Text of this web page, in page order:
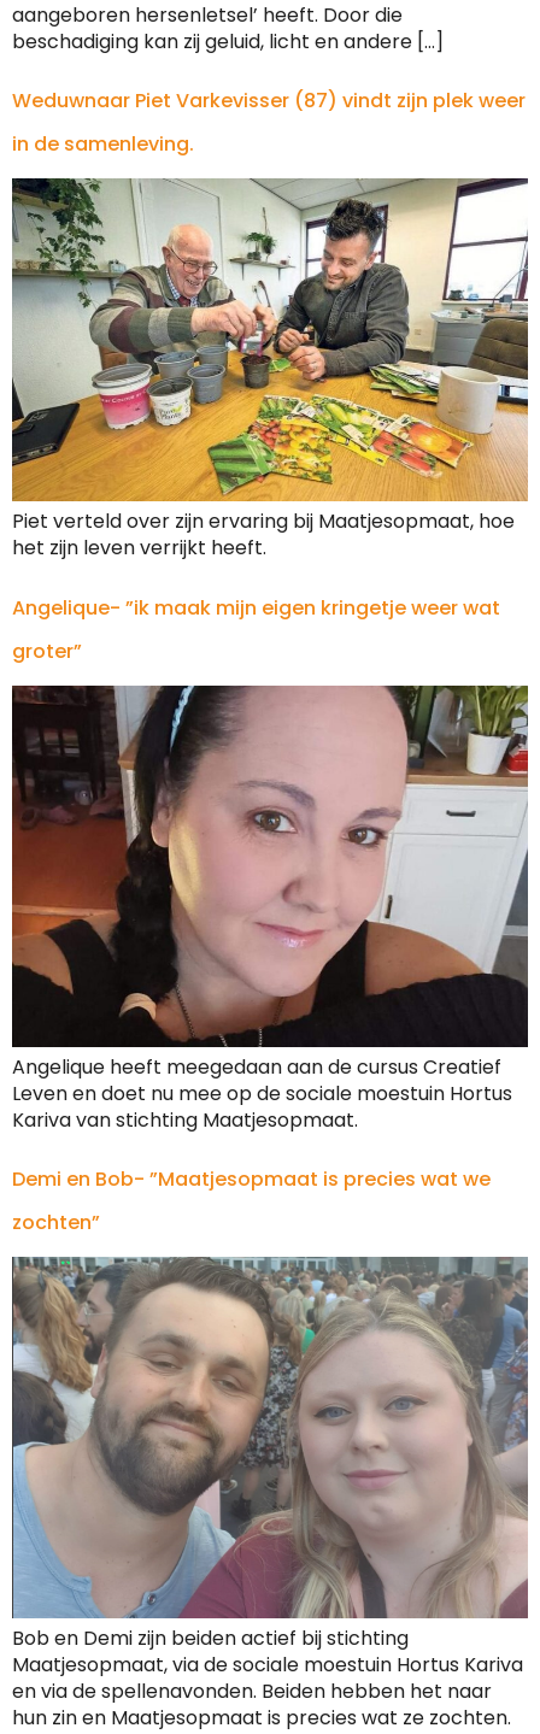
aangeboren hersenletsel’ heeft. Door die
beschadiging kan zij geluid, licht en andere […]
Weduwnaar Piet Varkevisser (87) vindt zijn plek weer
in de samenleving.
Piet verteld over zijn ervaring bij Maatjesopmaat, hoe
het zijn leven verrijkt heeft.
Angelique- ”ik maak mijn eigen kringetje weer wat
groter”
Angelique heeft meegedaan aan de cursus Creatief
Leven en doet nu mee op de sociale moestuin Hortus
Kariva van stichting Maatjesopmaat.
Demi en Bob- ”Maatjesopmaat is precies wat we
zochten”
Bob en Demi zijn beiden actief bij stichting
Maatjesopmaat, via de sociale moestuin Hortus Kariva
en via de spellenavonden. Beiden hebben het naar
hun zin en Maatjesopmaat is precies wat ze zochten.